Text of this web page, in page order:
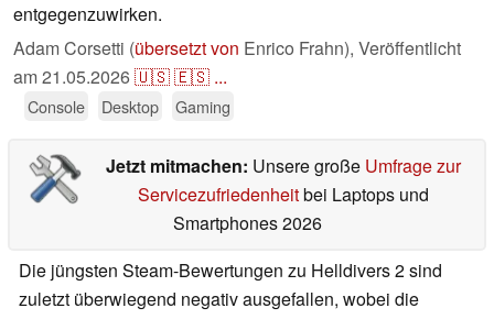
entgegenzuwirken.
Adam Corsetti (übersetzt von Enrico Frahn), Veröffentlicht
am21.05.2026🇺🇸🇪🇸 ...
Console Desktop Gaming
Jetzt mitmachen: Unsere große Umfrage zur
Servicezufriedenheitbei Laptops und
Smartphones 2026
Die jüngsten Steam-Bewertungen zu Helldivers 2 sind
zuletzt überwiegend negativ ausgefallen, wobei die